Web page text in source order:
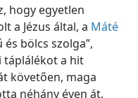
hogy egyetlen
a Jézus által, a Máté
bölcs szolga”,
táplálékot a hit
követően, maga
néhány éven át.